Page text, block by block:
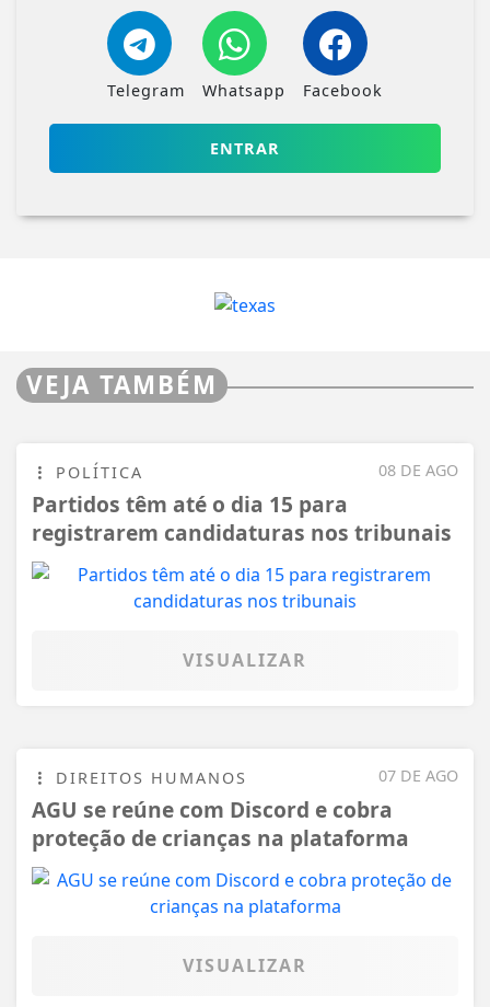
Telegram Whatsapp Facebook
ENTRAR
VEJA TAMBÉM
08 DE AGO
POLÍTICA
Partidos têm até o dia 15 para
registrarem candidaturas nos tribunais
VISUALIZAR
07 DE AGO
DIREITOS HUMANOS
AGU se reúne com Discord e cobra
proteção de crianças na plataforma
VISUALIZAR